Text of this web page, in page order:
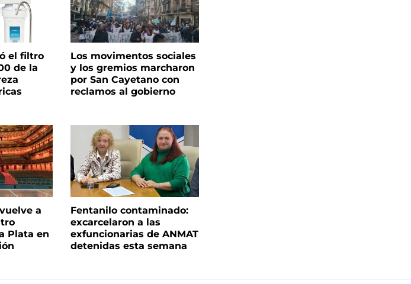
el filtro
de la
Los movimentos sociales
y los gremios marcharon
por San Cayetano con
reclamos al gobierno
a
Plata en
Fentanilo contaminado:
excarcelaron a las
exfuncionarias de ANMAT
detenidas esta semana